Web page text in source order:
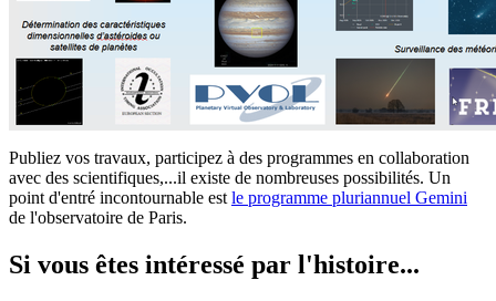
Publiez vos travaux, participez à des programmes en collaboration
avec des scientifiques,...il existe de nombreuses possibilités. Un
point d'entré incontournable est le programme pluriannuel Gemini
de l'observatoire de Paris.
Si vous êtes intéressé par l'histoire...